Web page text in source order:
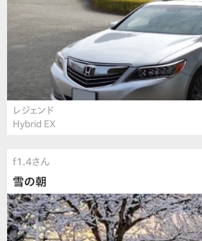
レジェンド
Hybrid EX
f1.4さん
雪の朝